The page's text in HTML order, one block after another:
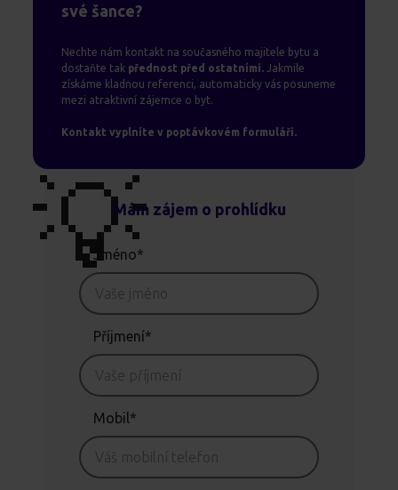
své šance?
Nechte nám kontakt na současného majitele bytu a
dostaňte tak přednost před ostatními. Jakmile
získáme kladnou referenci, automaticky vás posuneme
mezi atraktivní zájemce o byt.
Kontakt vyplníte v poptávkovém formuláři.
💡Mám zájem o prohlídku
Jméno*
Příjmení*
Mobil*